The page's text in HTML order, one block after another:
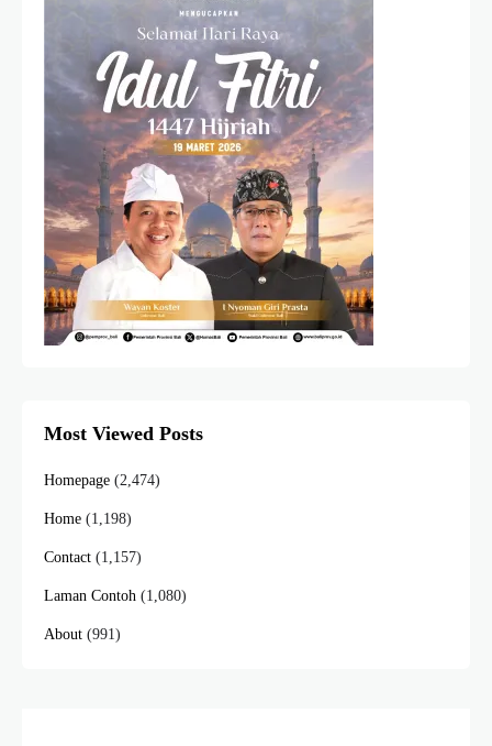
Most Viewed Posts
Homepage (2,474)
Home (1,198)
Contact (1,157)
Laman Contoh (1,080)
About (991)